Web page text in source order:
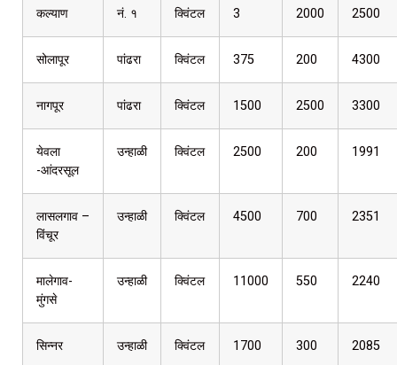
कल्याण नं. १ क्विंटल 3 2000 2500
सोलापूर पांढरा क्विंटल 375 200 4300
नागपूर पांढरा क्विंटल 1500 2500 3300
येवला
-आंदरसूल
उन्हाळी क्विंटल 2500 200 1991
लासलगाव –
विंचूर
उन्हाळी क्विंटल 4500 700 2351
मालेगाव-
मुंगसे
उन्हाळी क्विंटल 11000 550 2240
सिन्नर उन्हाळी क्विंटल 1700 300 2085